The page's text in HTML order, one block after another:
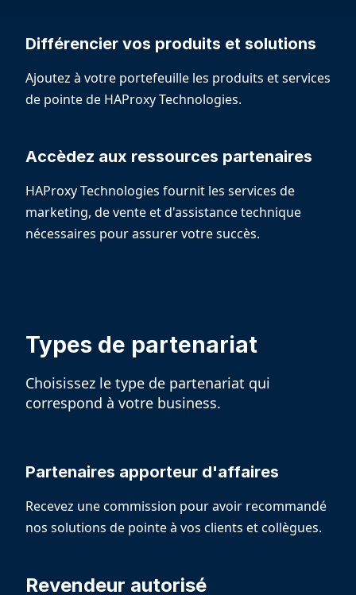
Différencier vos produits et solutions
Ajoutez à votre portefeuille les produits et services
de pointe de HAProxy Technologies.
Accèdez aux ressources partenaires
HAProxy Technologies fournit les services de
marketing, de vente et d'assistance technique
nécessaires pour assurer votre succès.
Types de partenariat
Choisissez le type de partenariat qui
correspond à votre business.
Partenaires apporteur d'affaires
Recevez une commission pour avoir recommandé
nos solutions de pointe à vos clients et collègues.
Revendeur autorisé